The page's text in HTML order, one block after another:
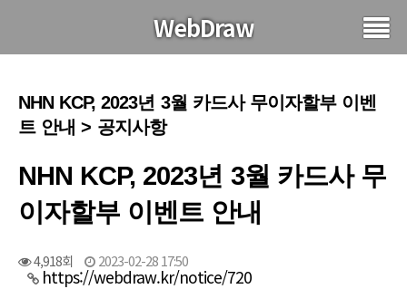
WebDraw
NHN KCP, 2023년 3월 카드사 무이자할부 이벤
트 안내 > 공지사항
NHN KCP, 2023년 3월 카드사 무
이자할부 이벤트 안내
4,918회 2023-02-28 17:50
https://webdraw.kr/notice/720